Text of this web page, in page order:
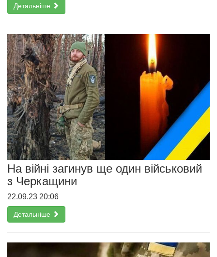
Детальніше
На війні загинув ще один військовий
з Черкащини
22.09.23 20:06
Детальніше